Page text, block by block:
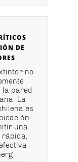
DE
no
pared
La
es
una
rápida,